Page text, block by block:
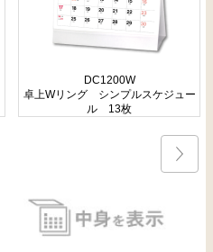
DC1200W
卓上Wリング シンプルスケジュー
ル 13枚